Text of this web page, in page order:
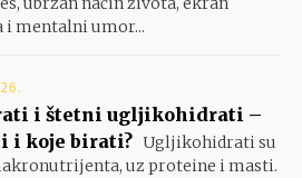
i mentalni umor...
i štetni ugljikohidrati –
i koje birati? Ugljikohidrati su
uz proteine i masti.